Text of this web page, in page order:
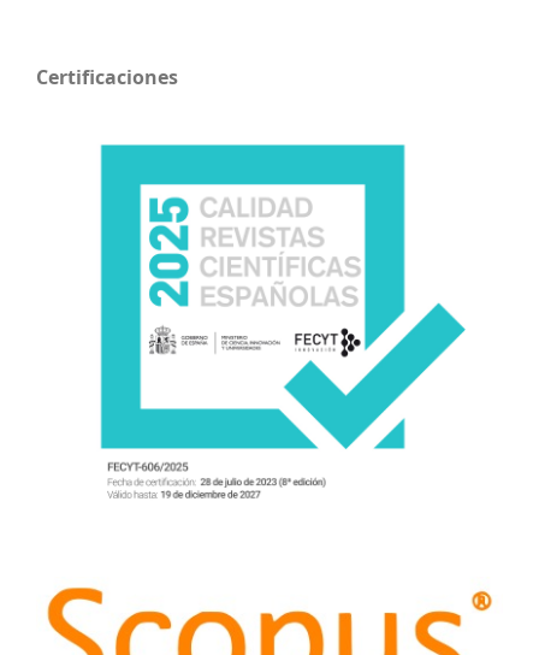
Certificaciones